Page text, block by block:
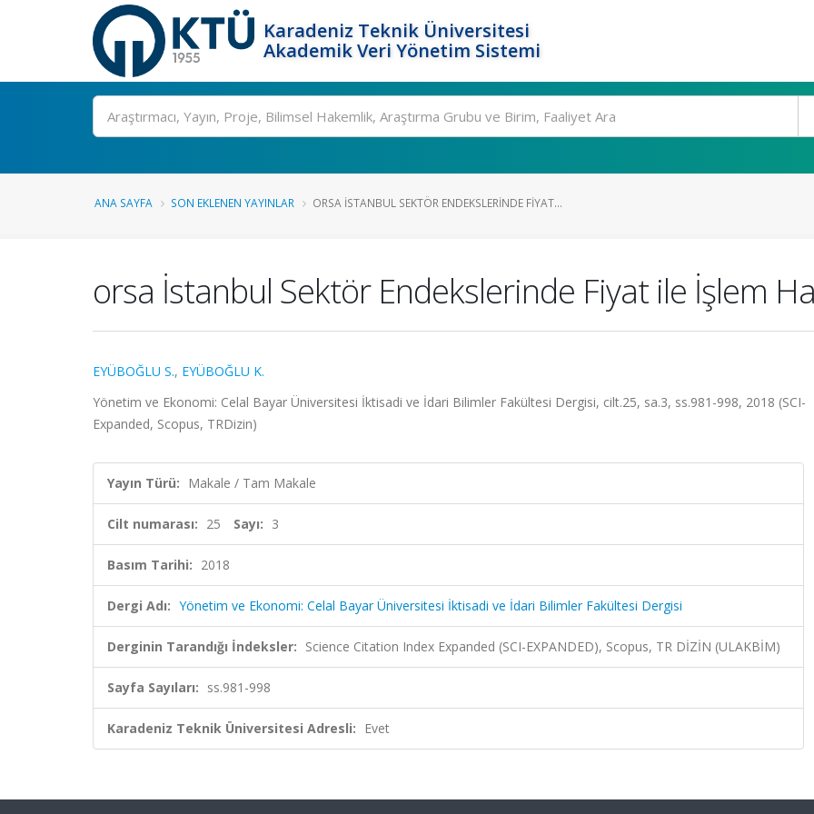
Karadeniz Teknik Üniversitesi
Akademik Veri Yönetim Sistemi
Ara
ANA SAYFA SON EKLENEN YAYINLAR ORSA İSTANBUL SEKTÖR ENDEKSLERINDE FIYAT...
orsa İstanbul Sektör Endekslerinde Fiyat ile İşlem
EYÜBOĞLU S., EYÜBOĞLU K.
Yönetim ve Ekonomi: Celal Bayar Üniversitesi İktisadi ve İdari Bilimler Fakültesi Dergisi, cilt.25, sa.3, ss.981-998, 2018 (SCI-
Expanded, Scopus, TRDizin)
Yayın Türü: Makale / Tam Makale
Cilt numarası: 25 Sayı: 3
Basım Tarihi: 2018
Dergi Adı: Yönetim ve Ekonomi: Celal Bayar Üniversitesi İktisadi ve İdari Bilimler Fakültesi Dergisi
Derginin Tarandığı İndeksler: Science Citation Index Expanded (SCI-EXPANDED), Scopus, TR DİZİN (ULAKBİM)
Sayfa Sayıları: ss.981-998
Karadeniz Teknik Üniversitesi Adresli: Evet